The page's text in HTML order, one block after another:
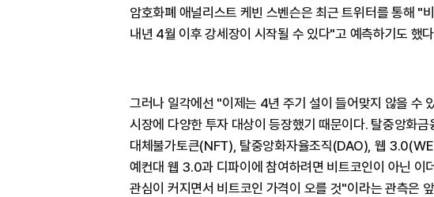
암호화폐 애널리스트 케빈 스벤슨은 최근 트위터를 통해 "
내년 4월 이후 강세장이 시작될 수 있다"고 예측하기도 했
그러나 일각에선 "이제는 4년 주기 설이 들어맞지 않을 수
시장에 다양한 투자 대상이 등장했기 때문이다. 탈중앙화
대체불가토큰(NFT), 탈중앙화자율조직(DAO), 웹
예컨대 웹 3.0과 디파이에 참여하려면 비트코인이 아닌 이
관심이 커지면서 비트코인 가격이 오를 것"이라는 관측은